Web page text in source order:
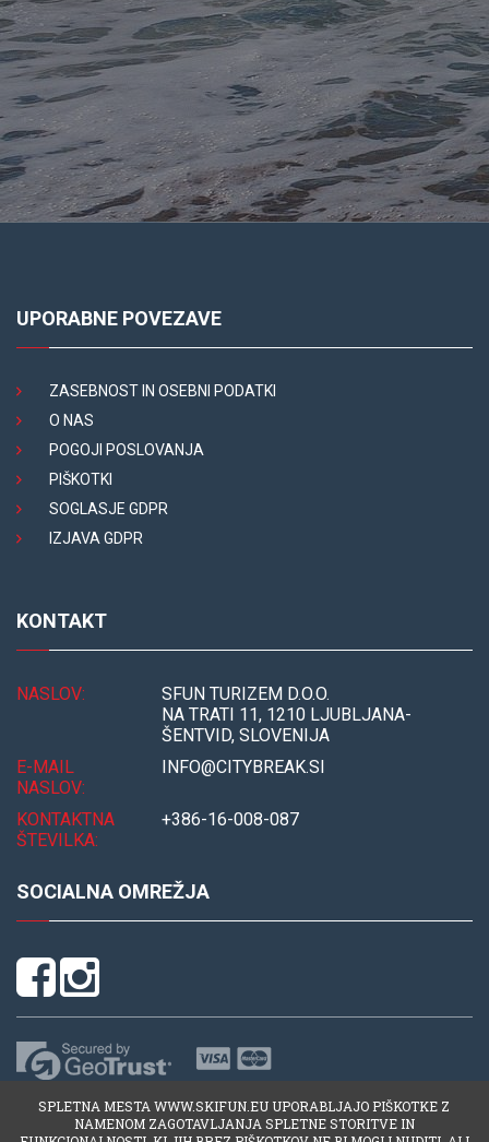
UPORABNE POVEZAVE
ZASEBNOST IN OSEBNI PODATKI
O NAS
POGOJI POSLOVANJA
PIŠKOTKI
SOGLASJE GDPR
IZJAVA GDPR
KONTAKT
NASLOV:
SFUN TURIZEM D.O.O.
NA TRATI 11, 1210 LJUBLJANA-
ŠENTVID, SLOVENIJA
E-MAIL
NASLOV:
INFO@CITYBREAK.SI
KONTAKTNA
ŠTEVILKA:
+386-16-008-087
SOCIALNA OMREŽJA
SPLETNA MESTA WWW.SKIFUN.EU UPORABLJAJO PIŠKOTKE Z
NAMENOM ZAGOTAVLJANJA SPLETNE STORITVE IN